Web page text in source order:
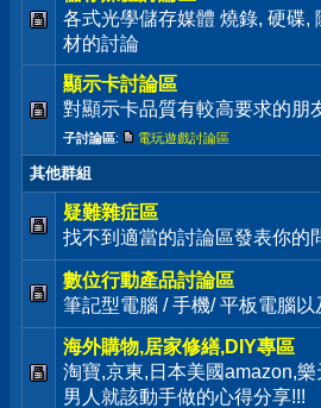
各式光學儲存媒體 燒錄, 硬碟,
材的討論
顯示卡討論區
對顯示卡品質有較高要求的朋
子討論區: 電玩遊戲討論區
其他群組
疑難雜症區
找不到適當的討論區發表你的
數位行動產品討論區
筆記型電腦 / 手機/ 平板電腦
海外購物,居家修繕,DIY專區
淘寶,京東,日本美國amazon,
男人就該動手做的心得分享!!!